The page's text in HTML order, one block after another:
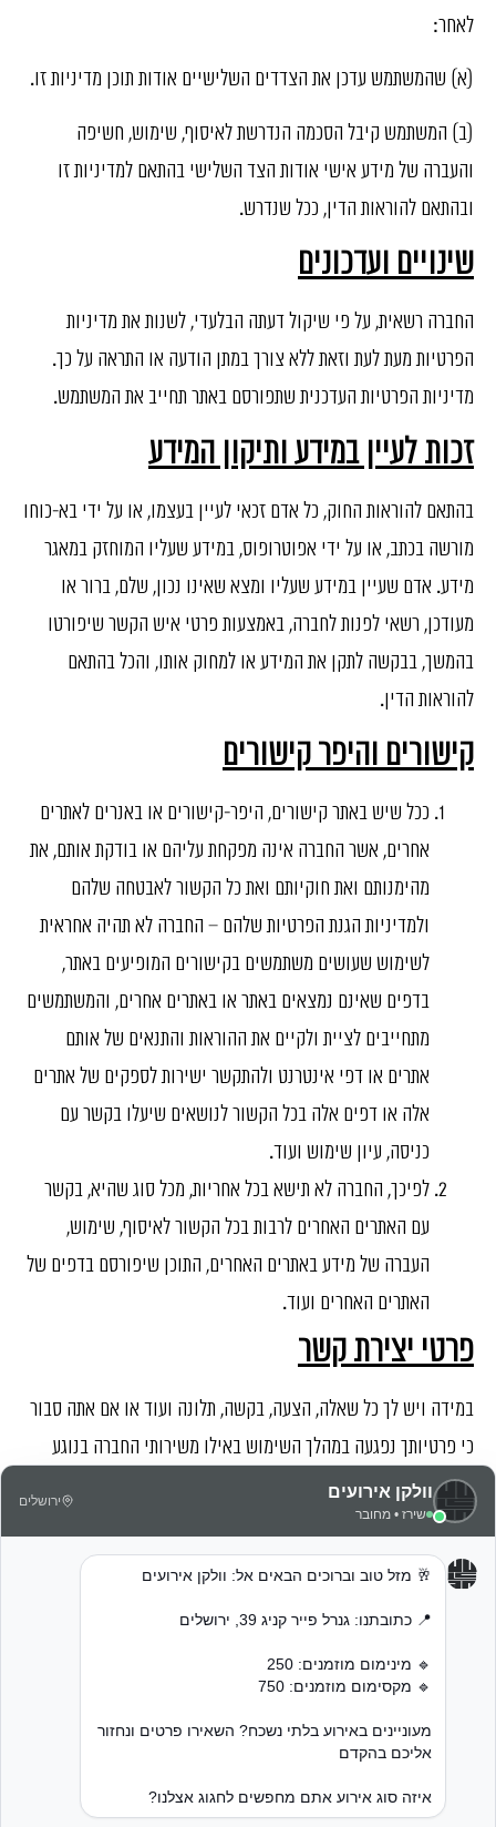
לאחר:
(א) שהמשתמש עדכן את הצדדים השלישיים אודות תוכן מדיניות זו.
(ב) המשתמש קיבל הסכמה הנדרשת לאיסוף, שימוש, חשיפה
והעברה של מידע אישי אודות הצד השלישי בהתאם למדיניות זו
ובהתאם להוראות הדין, ככל שנדרש.
שינויים ועדכונים
החברה רשאית, על פי שיקול דעתה הבלעדי, לשנות את מדיניות
הפרטיות מעת לעת וזאת ללא צורך במתן הודעה או התראה על כך.
מדיניות הפרטיות העדכנית שתפורסם באתר תחייב את המשתמש.
זכות לעיין במידע ותיקון המידע
בהתאם להוראות החוק, כל אדם זכאי לעיין בעצמו, או על ידי בא-כוחו
מורשה בכתב, או על ידי אפוטרופוס, במידע שעליו המוחזק במאגר
מידע. אדם שעיין במידע שעליו ומצא שאינו נכון, שלם, ברור או
מעודכן, רשאי לפנות לחברה, באמצעות פרטי איש הקשר שיפורטו
בהמשך, בבקשה לתקן את המידע או למחוק אותו, והכל בהתאם
להוראות הדין.
קישורים והיפר קישורים
ככל שיש באתר קישורים, היפר-קישורים או באנרים לאתרים
אחרים, אשר החברה אינה מפקחת עליהם או בודקת אותם, את
מהימנותם ואת חוקיותם ואת כל הקשור לאבטחה שלהם
ולמדיניות הגנת הפרטיות שלהם – החברה לא תהיה אחראית
לשימוש שעושים משתמשים בקישורים המופיעים באתר,
בדפים שאינם נמצאים באתר או באתרים אחרים, והמשתמשים
מתחייבים לציית ולקיים את ההוראות והתנאים של אותם
אתרים או דפי אינטרנט ולהתקשר ישירות לספקים של אתרים
אלה או דפים אלה בכל הקשור לנושאים שיעלו בקשר עם
כניסה, עיון שימוש ועוד.
לפיכך, החברה לא תישא בכל אחריות, מכל סוג שהיא, בקשר
עם האתרים האחרים לרבות בכל הקשור לאיסוף, שימוש,
העברה של מידע באתרים האחרים, התוכן שיפורסם בדפים של
האתרים האחרים ועוד.
פרטי יצירת קשר
במידה ויש לך כל שאלה, הצעה, בקשה, תלונה ועוד או אם אתה סבור
כי פרטיותך נפגעה במהלך השימוש באילו משירותי החברה בנוגע
למדיניות זו או נוהגי הפרטיות של החברה, אנא פנה אלינו בכל אחת
מהדרכים הבאות, ואנו נשתדל לטפל בפנייתך בהקדם:
טלפון: 077-2315077
info@volcanevents.co.il
גנרל פייר קניג 39, ירושלים